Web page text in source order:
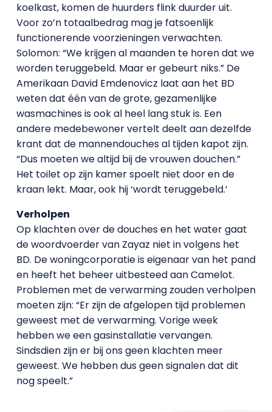
koelkast, komen de huurders flink duurder uit.
Voor zo’n totaalbedrag mag je fatsoenlijk
functionerende voorzieningen verwachten.
Solomon: “We krijgen al maanden te horen dat we
worden teruggebeld. Maar er gebeurt niks.” De
Amerikaan David Emdenovicz laat aan het BD
weten dat één van de grote, gezamenlijke
wasmachines is ook al heel lang stuk is. Een
andere medebewoner vertelt deelt aan dezelfde
krant dat de mannendouches al tijden kapot zijn.
“Dus moeten we altijd bij de vrouwen douchen.”
Het toilet op zijn kamer spoelt niet door en de
kraan lekt. Maar, ook hij ‘wordt teruggebeld.’
Verholpen
Op klachten over de douches en het water gaat
de woordvoerder van Zayaz niet in volgens het
BD. De woningcorporatie is eigenaar van het pand
en heeft het beheer uitbesteed aan Camelot.
Problemen met de verwarming zouden verholpen
moeten zijn: “Er zijn de afgelopen tijd problemen
geweest met de verwarming. Vorige week
hebben we een gasinstallatie vervangen.
Sindsdien zijn er bij ons geen klachten meer
geweest. We hebben dus geen signalen dat dit
nog speelt.”